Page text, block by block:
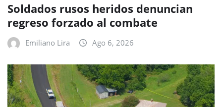
Soldados rusos heridos denuncian
regreso forzado al combate
Emiliano Lira Ago 6, 2026